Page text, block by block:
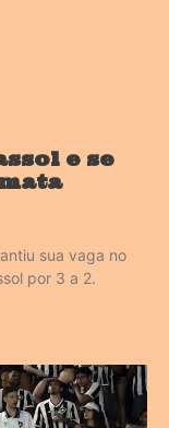
e se
sua vaga no
por 3 a 2.